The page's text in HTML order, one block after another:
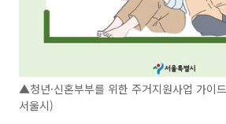
▲청년·신혼부부를 위한 주거지원사업 가이
서울시)